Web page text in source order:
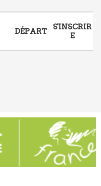
DÉPART
S'INSCRIR
E